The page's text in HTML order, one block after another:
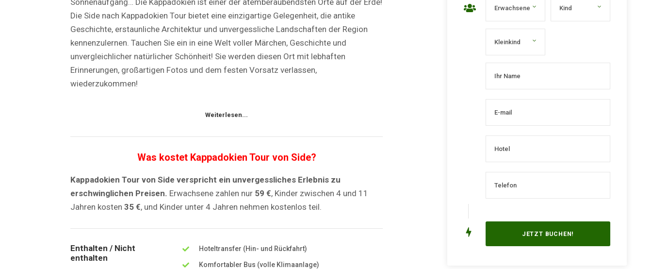
Die Side nach Kappadokien Tour bietet eine einzigartige Gelegenheit, die antike
Geschichte, erstaunliche Architektur und unvergessliche Landschaften der Region
kennenzulernen. Tauchen Sie ein in eine Welt voller Märchen, Geschichte und
unvergleichlicher natürlicher Schönheit! Sie werden diesen Ort mit lebhaften
Erinnerungen, großartigen Fotos und dem festen Vorsatz verlassen,
wiederzukommen!
Weiterlesen...
Was kostet Kappadokien Tour von Side?
Kappadokien Tour von Side verspricht ein unvergessliches Erlebnis zu
erschwinglichen Preisen. Erwachsene zahlen nur 59 €, Kinder zwischen 4 und 11
Jahren kosten 35 €, und Kinder unter 4 Jahren nehmen kostenlos teil.
Enthalten / Nicht
enthalten
Hoteltransfer (Hin- und Rückfahrt)
Komfortabler Bus (volle Klimaanlage)